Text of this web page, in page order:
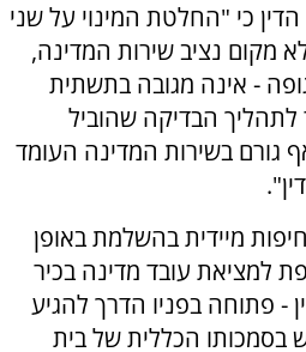
כי "החלטת המינוי על שני
מקום נציב שירות המדינה,
- אינה מגובה בתשתית
לתהליך הבדיקה שהוביל
גורם בשירות המדינה העומד
מיידית בהשלמת באופן
למציאת עובד מדינה בכיר
- פתוחה בפניו הדרך להגיע
בסמכותו הכללית של בית